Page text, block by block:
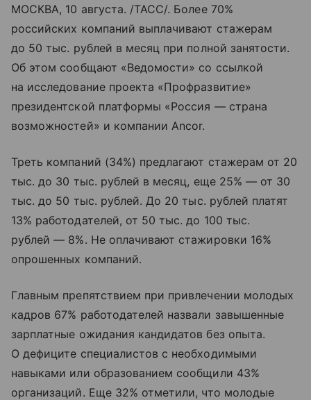
МОСКВА, 10 августа. /ТАСС/. Более 70%
российских компаний выплачивают стажерам
до 50 тыс. рублей в месяц при полной занятости.
Об этом сообщают «Ведомости» со ссылкой
на исследование проекта «Профразвитие»
президентской платформы «Россия — страна
возможностей» и компании Ancor.
Треть компаний (34%) предлагают стажерам от 20
тыс. до 30 тыс. рублей в месяц, еще 25% — от 30
тыс. до 50 тыс. рублей. До 20 тыс. рублей платят
13% работодателей, от 50 тыс. до 100 тыс.
рублей — 8%. Не оплачивают стажировки 16%
опрошенных компаний.
Главным препятствием при привлечении молодых
кадров 67% работодателей назвали завышенные
зарплатные ожидания кандидатов без опыта.
О дефиците специалистов с необходимыми
навыками или образованием сообщили 43%
организаций. Еще 32% отметили, что молодые